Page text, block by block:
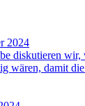
2024
diskutieren
wären, damit